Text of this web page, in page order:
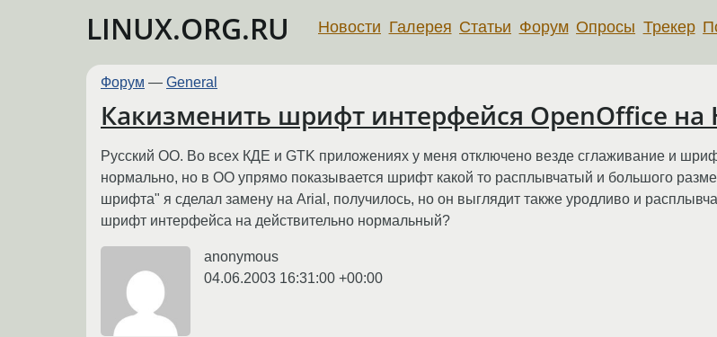
LINUX.ORG.RU Новости Галерея Статьи Форум Опросы Трекер
Форум — General
Какизменить шрифт интерфейся OpenOffice
Русский ОО. Во всех КДЕ и GTK приложениях у меня отключено везде сглаживание и
нормально, но в ОО упрямо показывается шрифт какой то расплывчатый и большого
шрифта" я сделал замену на Arial, получилось, но он выглядит также уродливо и
шрифт интерфейса на действительно нормальный?
anonymous
04.06.2003 16:31:00 +00:00